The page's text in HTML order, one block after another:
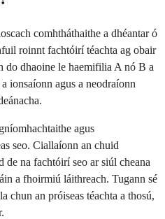
comhtháthaithe a dhéantar ó
roinnt fachtóirí téachta ag obair
do dhaoine le haemifilia A nó B a
ionsaíonn agus a neodraíonn
agus
seo. Ciallaíonn an chuid
na fachtóirí seo ar siúl cheana
a fhoirmiú láithreach. Tugann sé
chun an próiseas téachta a thosú,